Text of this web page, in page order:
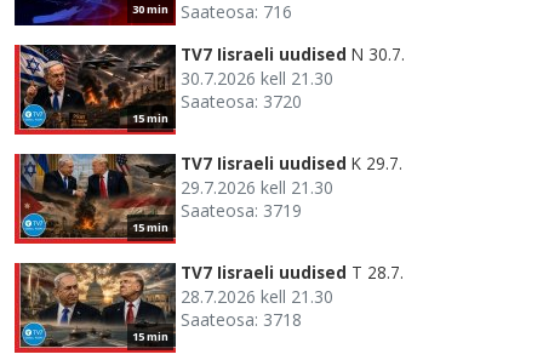
30 min
Saateosa: 716
15 min
TV7 Iisraeli uudised N 30.7.
30.7.2026 kell 21.30
Saateosa: 3720
15 min
TV7 Iisraeli uudised K 29.7.
29.7.2026 kell 21.30
Saateosa: 3719
15 min
TV7 Iisraeli uudised T 28.7.
28.7.2026 kell 21.30
Saateosa: 3718